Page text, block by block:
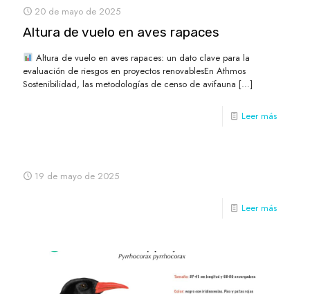
20 de mayo de 2025
Altura de vuelo en aves rapaces
Altura de vuelo en aves rapaces: un dato clave para la
evaluación de riesgos en proyectos renovablesEn Athmos
Sostenibilidad, las metodologías de censo de avifauna […]
Leer más
19 de mayo de 2025
Leer más